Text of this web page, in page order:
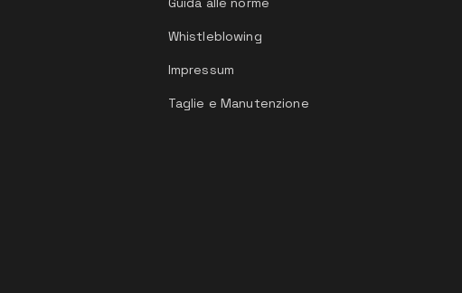
Whistleblowing
Impressum
Taglie e Manutenzione